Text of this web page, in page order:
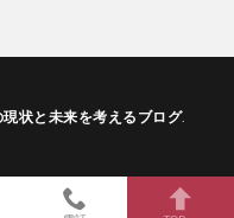
現状と未来を考えるブログ.